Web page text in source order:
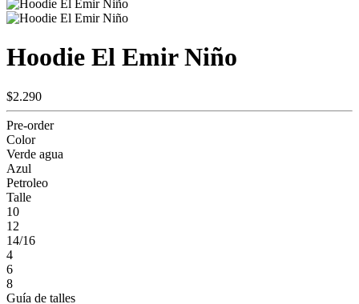
Hoodie El Emir Niño
$2.290
Pre-order
Color
Verde agua
Azul
Petroleo
Talle
10
12
14/16
4
6
8
Guía de talles